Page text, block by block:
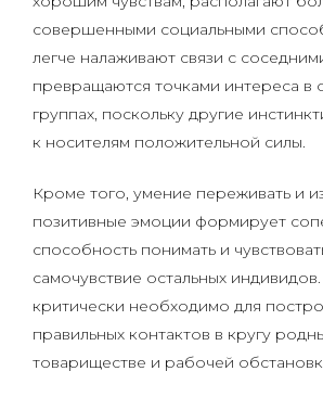
совершенными социальными
легче налаживают связи с
превращаются точками интереса в
группах, поскольку другие
к носителям положительной силы.
Кроме того, умение переживать и
позитивные эмоции формирует
способность понимать и
самочувствие остальных
критически необходимо для
правильных контактов в кругу
товариществе и рабочей